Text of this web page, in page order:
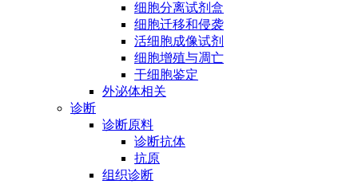
细胞分离试剂盒
细胞迁移和侵袭
活细胞成像试剂
细胞增殖与凋亡
干细胞鉴定
外泌体相关
诊断
诊断原料
诊断抗体
抗原
组织诊断